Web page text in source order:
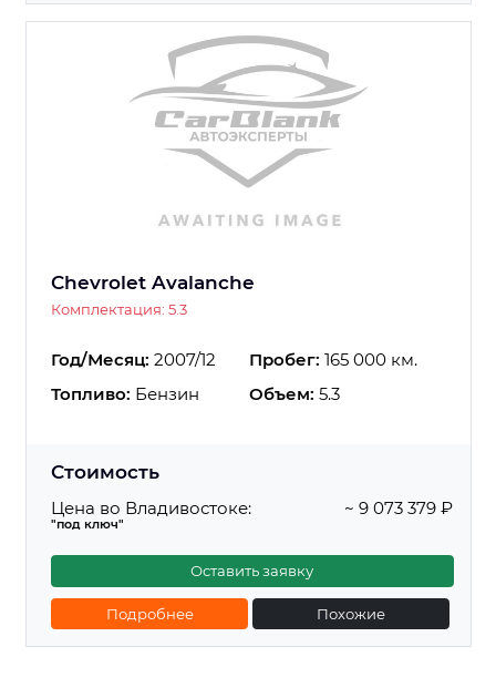
Chevrolet Avalanche
Комплектация: 5.3
Год/Месяц: 2007/12 Пробег: 165 000 км.
Топливо: Бензин Объем: 5.3
Стоимость
Цена во Владивостоке:
"под ключ"
~ 9 073 379 ₽
Оставить заявку
Подробнее Похожие